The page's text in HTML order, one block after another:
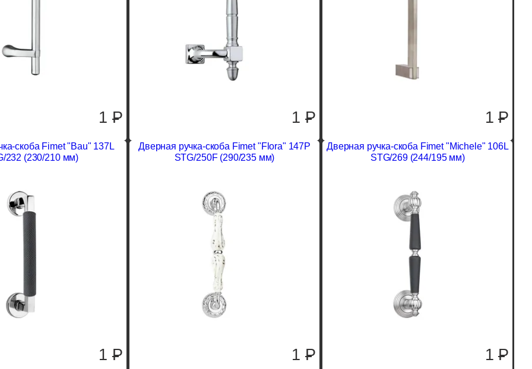
1 P 1P 1P
скоба Fimet "Bau" 137L
232 (230/210 мм)
1 P
Дверная ручка-скоба Fimet "Flora" 147P
STG/250F (290/235 мм)
1P
Дверная ручка-скоба Fimet "Michele" 106L
STG/269 (244/195 мм)
1P